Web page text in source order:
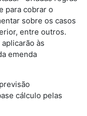
para cobrar o
sobre os casos
entre outros.
às
emenda
cálculo pelas